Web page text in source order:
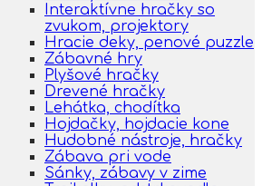
Interaktívne hračky so
zvukom, projektory
Hracie deky, penové puzzle
Zábavné hry
Plyšové hračky
Drevené hračky
Lehátka, chodítka
Hojdačky, hojdacie kone
Hudobné nástroje, hračky
Zábava pri vode
Sánky, zábavy v zime